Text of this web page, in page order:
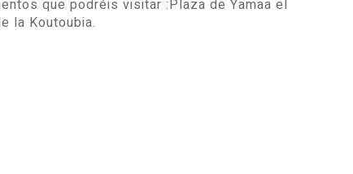
que podréis visitar :Plaza de Yamaa el
la Koutoubia.